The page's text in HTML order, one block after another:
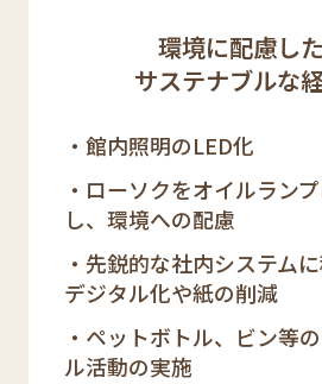
環境に配慮した
サステナブルな
館内照明のLED化
ローソクをオイルラン
し、環境への配慮
先鋭的な社内システムに
デジタル化や紙の削減
ペットボトル、ビン等
ル活動の実施